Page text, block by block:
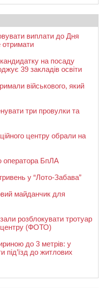
виплати до Дня
отримати
на посаду
39 закладів освіти
військового, який
три провулки та
центру обрали на
оператора БпЛА
у “Лото-Забава”
майданчик для
розблокувати тротуар
центру (ФОТО)
до 3 метрів: у
під’їзд до житлових